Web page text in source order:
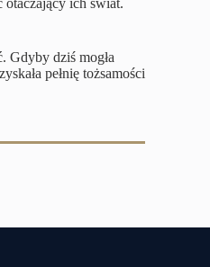
otaczający ich świat.
Gdyby dziś mogła
pełnię tożsamości